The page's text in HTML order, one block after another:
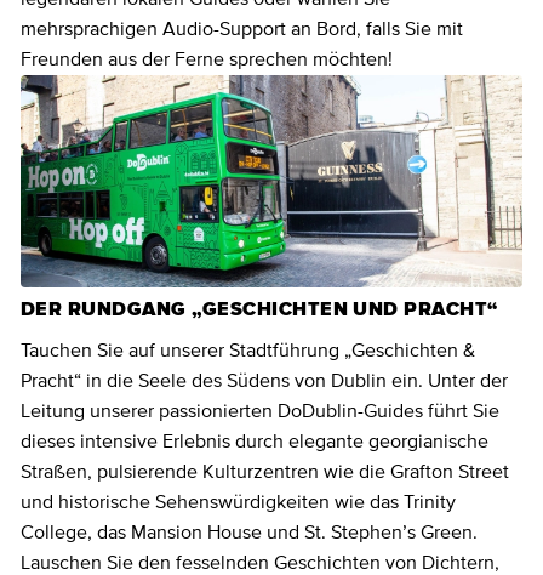
mehrsprachigen Audio-Support an Bord, falls Sie mit
Freunden aus der Ferne sprechen möchten!
DER RUNDGANG „GESCHICHTEN UND PRACHT“
Tauchen Sie auf unserer Stadtführung „Geschichten &
Pracht“ in die Seele des Südens von Dublin ein. Unter der
Leitung unserer passionierten DoDublin-Guides führt Sie
dieses intensive Erlebnis durch elegante georgianische
Straßen, pulsierende Kulturzentren wie die Grafton Street
und historische Sehenswürdigkeiten wie das Trinity
College, das Mansion House und St. Stephen’s Green.
Lauschen Sie den fesselnden Geschichten von Dichtern,